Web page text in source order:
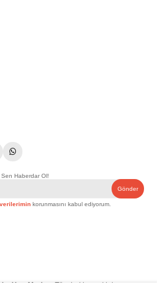
Sen Haberdar Ol!
Gönder
korunmasını kabul ediyorum.
Yapı Market . Tüm hakları saklıdır.